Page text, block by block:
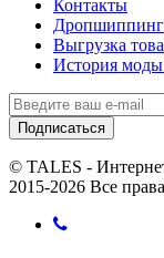
Контакты
Дропшиппинг
Выгрузка
История
Подписаться
© TALES -
2015-2026 Все